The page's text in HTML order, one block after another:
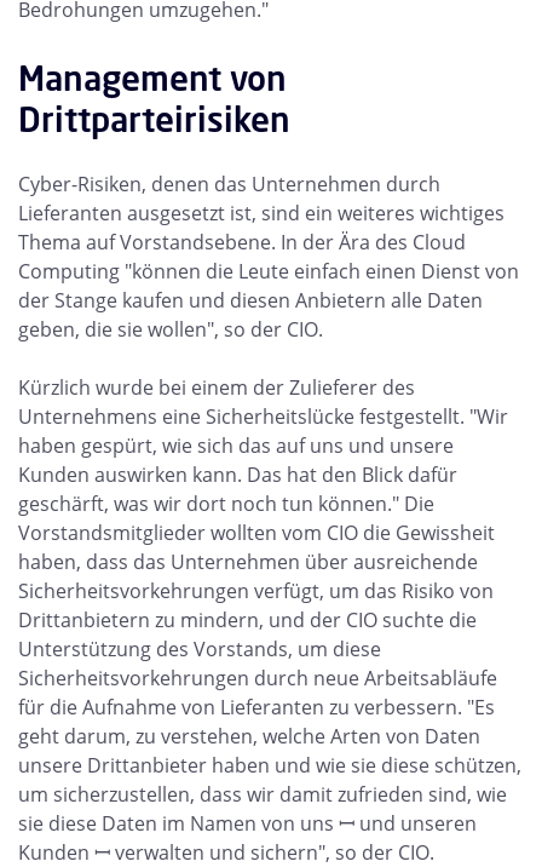
Bedrohungen umzugehen."
Management von
Drittparteirisiken
Cyber-Risiken, denen das Unternehmen durch
Lieferanten ausgesetzt ist, sind ein weiteres wichtiges
Thema auf Vorstandsebene. In der Ära des Cloud
Computing "können die Leute einfach einen Dienst von
der Stange kaufen und diesen Anbietern alle Daten
geben, die sie wollen", so der CIO.
Kürzlich wurde bei einem der Zulieferer des
Unternehmens eine Sicherheitslücke festgestellt. "Wir
haben gespürt, wie sich das auf uns und unsere
Kunden auswirken kann. Das hat den Blick dafür
geschärft, was wir dort noch tun können." Die
Vorstandsmitglieder wollten vom CIO die Gewissheit
haben, dass das Unternehmen über ausreichende
Sicherheitsvorkehrungen verfügt, um das Risiko von
Drittanbietern zu mindern, und der CIO suchte die
Unterstützung des Vorstands, um diese
Sicherheitsvorkehrungen durch neue Arbeitsabläufe
für die Aufnahme von Lieferanten zu verbessern. "Es
geht darum, zu verstehen, welche Arten von Daten
unsere Drittanbieter haben und wie sie diese schützen,
um sicherzustellen, dass wir damit zufrieden sind, wie
sie diese Daten im Namen von uns ꟷ und unseren
Kunden ꟷ verwalten und sichern", so der CIO.